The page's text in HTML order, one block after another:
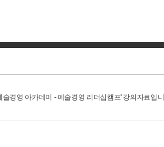
경영 아카데미 - 예술경영 리더십캠프' 강의자료입